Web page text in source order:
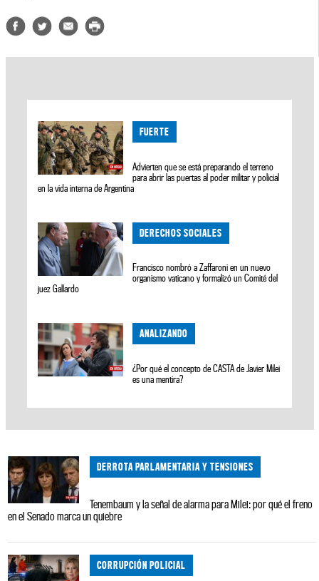
FUERTE
Advierten que se está preparando el terreno
para abrir las puertas al poder militar y policial
en la vida interna de Argentina
DERECHOS SOCIALES
Francisco nombró a Zaffaroni en un nuevo
organismo vaticano y formalizó un Comité del
juez Gallardo
ANALIZANDO
¿Por qué el concepto de CASTA de Javier Milei
es una mentira?
DERROTA PARLAMENTARIA Y TENSIONES
Tenembaum y la señal de alarma para Milei: por qué el freno
en el Senado marca un quiebre
CORRUPCIÓN POLICIAL